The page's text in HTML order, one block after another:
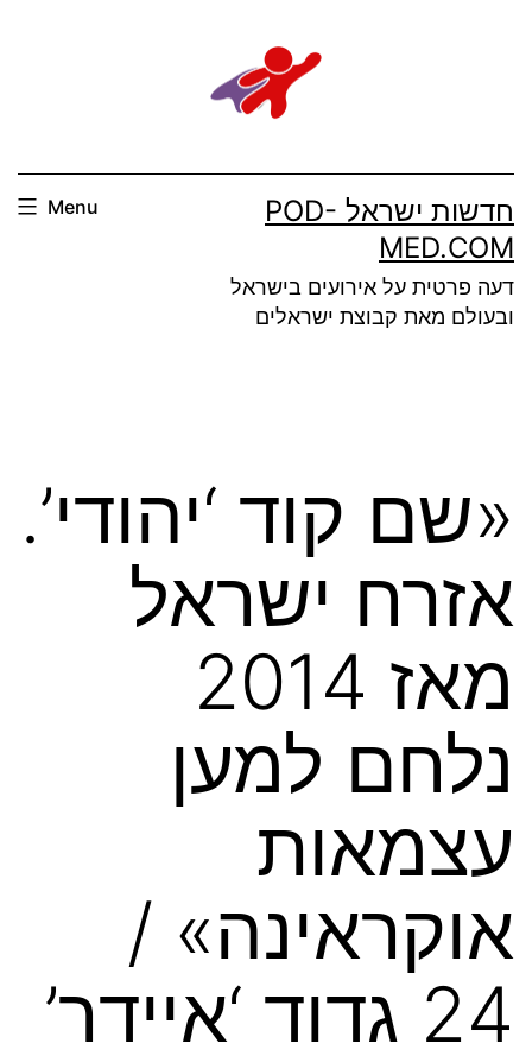
חדשות ישראל POD-
MED.COM
דעה פרטית על אירועים בישראל
ובעולם מאת קבוצת ישראלים
Menu
«שם קוד ‘יהודי’.
אזרח ישראל
מאז 2014
נלחם למען
עצמאות
אוקראינה» /
24 גדוד ‘איידר’